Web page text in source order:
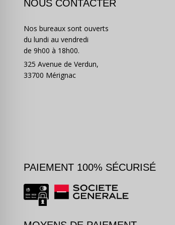
NOUS CONTACTER
Nos bureaux sont ouverts
du lundi au vendredi
de 9h00 à 18h00.
325 Avenue de Verdun,
33700 Mérignac
PAIEMENT 100% SÉCURISÉ